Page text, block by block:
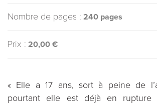
Nombre de pages : 240 pages
Prix : 20,00 €
« Elle a 17 ans, sort à peine de
pourtant elle est déjà en rupture